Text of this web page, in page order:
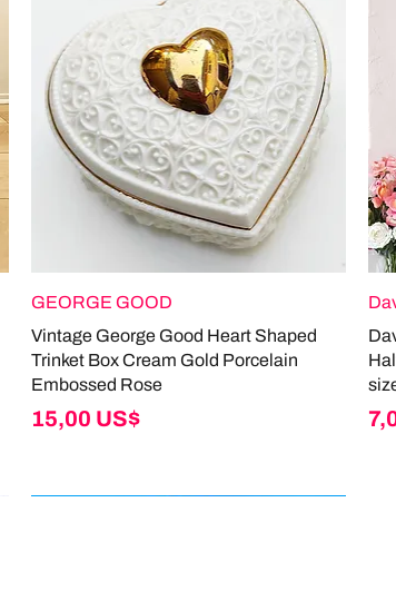
GEORGE GOOD
Vintage George Good Heart Shaped
Trinket Box Cream Gold Porcelain
Embossed Rose
Giá
15,00 US$